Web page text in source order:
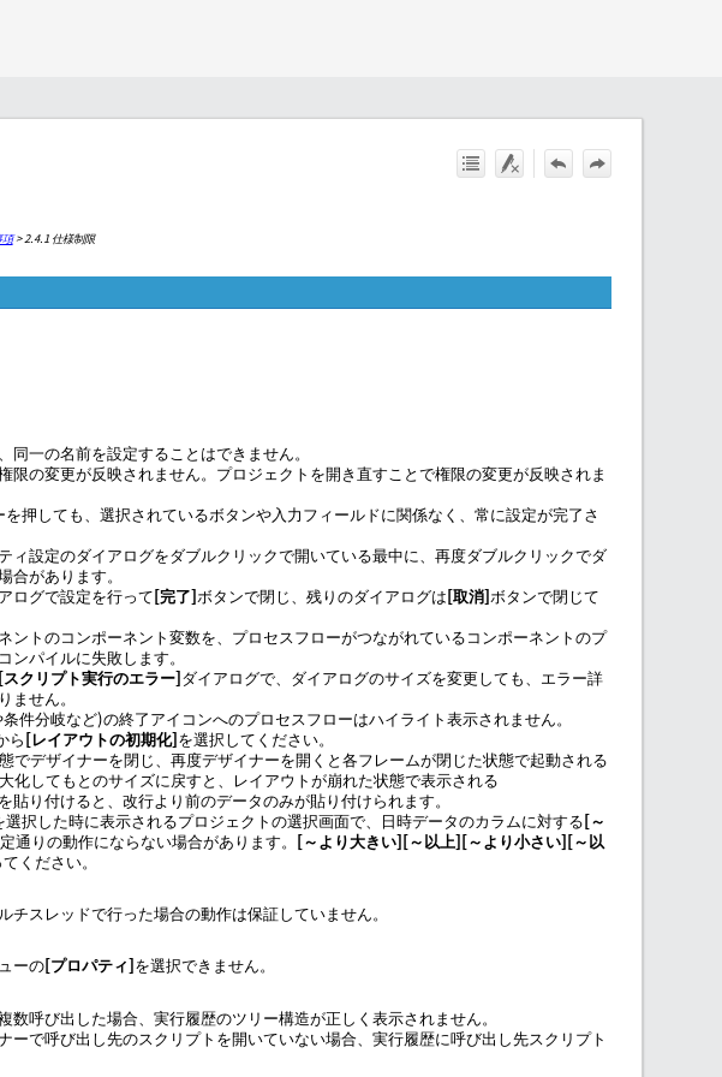
>2.4.1 仕様制限
一の名前を設定することはできません。
限の変更が反映されません。プロジェクトを開き直すことで権限の変更が反映されま
押しても、選択されているボタンや入力フィールドに関係なく、常に設定が完了さ
ィ設定のダイアログをダブルクリックで開いている最中に、再度ダブルクリックでダ
があります。
ログで設定を行って 完了 ボタンで閉じ、残りのダイアログは 取消 ボタンで閉じて
ントのコンポーネント変数を、プロセスフローがつながれているコンポーネントのプ
パイルに失敗します。
スクリプト実行のエラー ダイアログで、ダイアログのサイズを変更しても、エラー詳
せん。
件分岐など)の終了アイコンへのプロセスフローはハイライト表示されません。
ら レイアウトの初期化 を選択してください。
でデザイナーを閉じ、再度デザイナーを開くと各フレームが閉じた状態で起動される
化してもとのサイズに戻すと、レイアウトが崩れた状態で表示される
り付けると、改行より前のデータのみが貼り付けられます。
選択した時に表示されるプロジェクトの選択画面で、日時データのカラムに対する ～
通りの動作にならない場合があります。 ～より大きい ～以上 ～より小さい ～以
ください。
スレッドで行った場合の動作は保証していません。
ーの プロパティ を選択できません。
呼び出した場合、実行履歴のツリー構造が正しく表示されません。
ーで呼び出し先のスクリプトを開いていない場合、実行履歴に呼び出し先スクリプト